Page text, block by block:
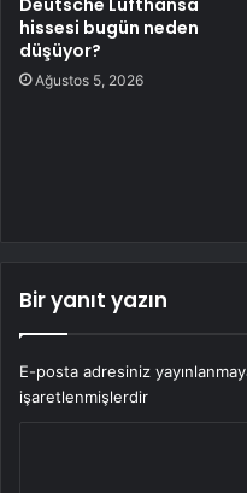
Deutsche Lufthansa
hissesi bugün neden
düşüyor?
Ağustos 5, 2026
Bir yanıt yazın
E-posta adresiniz
işaretlenmişlerdir